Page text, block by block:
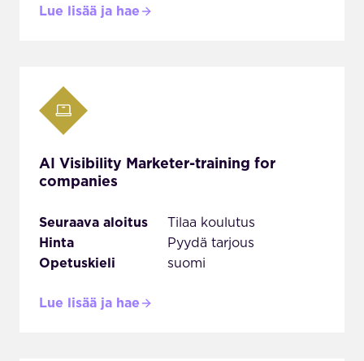
Lue lisää ja hae
AI Visibility Marketer-training for
companies
Seuraava aloitus
Tilaa koulutus
Hinta
Pyydä tarjous
Opetuskieli
suomi
Lue lisää ja hae